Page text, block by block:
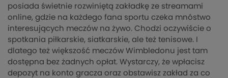
posiada świetnie rozwiniętą zakładkę ze streamami
online, gdzie na każdego fana sportu czeka mnóstwo
interesujących meczów na żywo. Chodzi oczywiście o
spotkania piłkarskie, siatkarskie, ale też tenisowe. I
dlatego też większość meczów Wimbledonu jest tam
dostępna bez żadnych opłat. Wystarczy, że wpłacisz
depozyt na konto gracza oraz obstawisz zakład za co